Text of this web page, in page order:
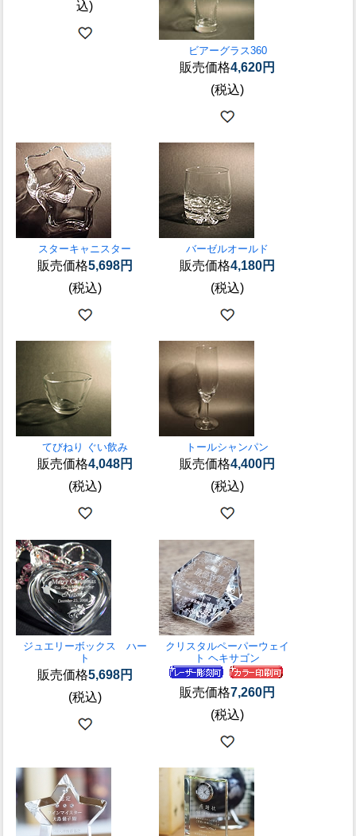
込)
ビアーグラス360
販売価格4,620円
(税込)
スターキャニスター
販売価格5,698円
(税込)
バーゼルオールド
販売価格4,180円
(税込)
てびねり ぐい飲み
販売価格4,048円
(税込)
トールシャンパン
販売価格4,400円
(税込)
ジュエリーボックス ハー
ト
販売価格5,698円
(税込)
クリスタルペーパーウェイ
ト ヘキサゴン
販売価格7,260円
(税込)